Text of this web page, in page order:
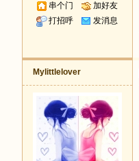
串个门
加好友
打招呼
发消息
Mylittlelover